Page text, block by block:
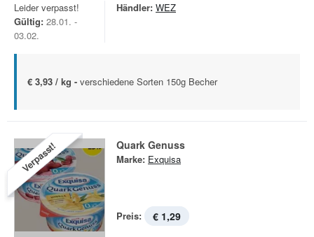
Leider verpasst!
Gültig: 28.01. -
03.02.
Händler: WEZ
€ 3,93 / kg - verschiedene Sorten 150g Becher
Verpasst! Quark Genuss
Marke: Exquisa
Preis: € 1,29